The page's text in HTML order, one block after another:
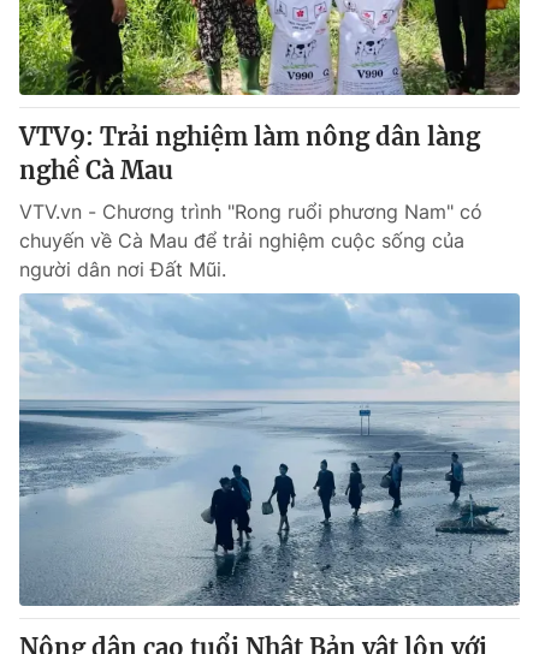
VTV9: Trải nghiệm làm nông dân làng
nghề Cà Mau
VTV.vn - Chương trình "Rong ruổi phương Nam" có
chuyến về Cà Mau để trải nghiệm cuộc sống của
người dân nơi Đất Mũi.
Nông dân cao tuổi Nhật Bản vật lộn với